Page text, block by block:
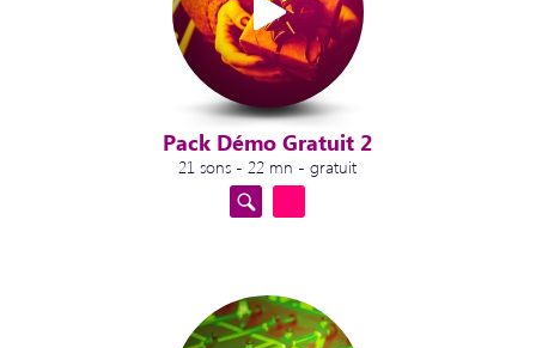
Pack Démo Gratuit 2
21 sons - 22 mn - gratuit